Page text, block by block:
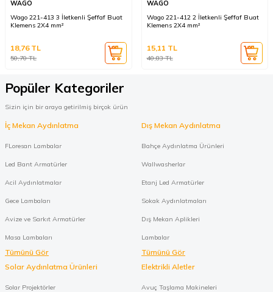
WAGO
Wago 221-413 3 İletkenli Şeffaf Buat
Klemens 2X4 mm²
50,70TL
18,76TL
WAGO
Wago 221-412 2 İletkenli Şeffaf Buat
Klemens 2X4 mm²
40,83TL
15,11 TL
Popüler Kategoriler
Sizin için bir araya getirilmiş birçok ürün
İç Mekan Aydınlatma
FLoresan Lambalar
Led Bant Armatürler
Acil Aydınlatmalar
Gece Lambaları
Avize ve Sarkıt Armatürler
Masa Lambaları
Tümünü Gör
Dış Mekan Aydınlatma
Bahçe Aydınlatma Ürünleri
Wallwasherlar
Etanj Led Armatürler
Sokak Aydınlatmaları
Dış Mekan Aplikleri
Lambalar
Tümünü Gör
Solar Aydınlatma Ürünleri
Solar Projektörler
Elektrikli Aletler
Avuç Taşlama Makineleri